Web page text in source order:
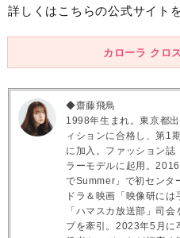
詳しくはこちらの公式サイト
カローラ クロ
◆齋藤飛鳥
1998年生まれ。東京都
ィションに合格し、第1
に加入。ファッション
ラーモデルに起用。
でSummer」で初センタ
ドラ＆映画「映像研に
「ハマスカ放送部」司
プを牽引。2023年5月に